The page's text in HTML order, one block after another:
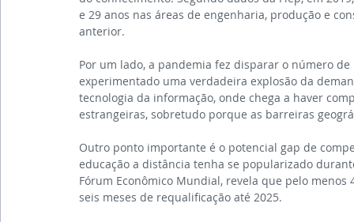
e 29 anos nas áreas de engenharia, produção e
anterior.
Por um lado, a pandemia fez disparar o número
experimentado uma verdadeira explosão da
tecnologia da informação, onde chega a haver
estrangeiras, sobretudo porque as barreiras
Outro ponto importante é o potencial gap de
educação a distância tenha se popularizado
Fórum Econômico Mundial, revela que pelo
seis meses de requalificação até 2025.